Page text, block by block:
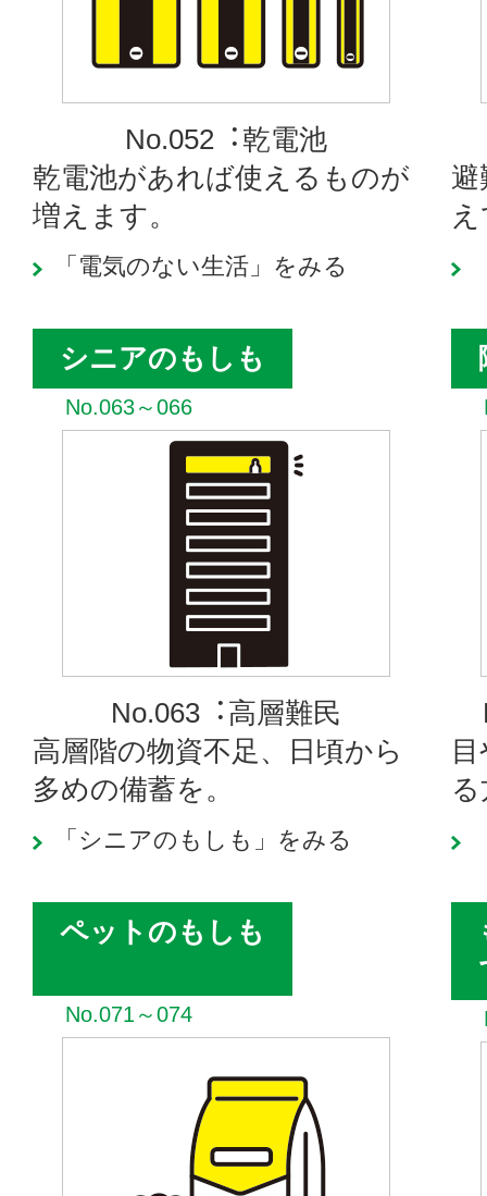
No.052︓乾電池
乾電池があれば使えるものが
増えます。
「電気のない生活」をみる
避
シニアのもしも
No.063～066
No.063︓高層難民
高層階の物資不足、日頃から
多めの備蓄を。
「シニアのもしも」をみる
ペットのもしも
No.071～074